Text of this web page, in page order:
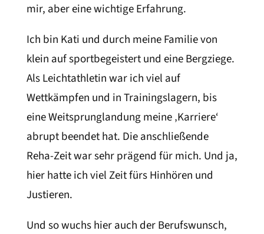
mir, aber eine wichtige Erfahrung.
Ich bin Kati und durch meine Familie von
klein auf sportbegeistert und eine Bergziege.
Als Leichtathletin war ich viel auf
Wettkämpfen und in Trainingslagern, bis
eine Weitsprunglandung meine ‚Karriere‘
abrupt beendet hat. Die anschließende
Reha-Zeit war sehr prägend für mich. Und ja,
hier hatte ich viel Zeit fürs Hinhören und
Justieren.
Und so wuchs hier auch der Berufswunsch,